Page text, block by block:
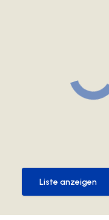
Liste
Liste anzeigen